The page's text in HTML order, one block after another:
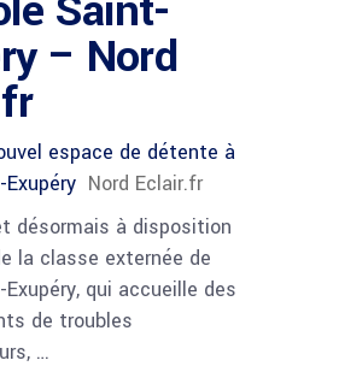
– Nord
espace de détente à
Nord Eclair.fr
désormais à disposition
la classe externée de
Exupéry, qui accueille des
de troubles
…